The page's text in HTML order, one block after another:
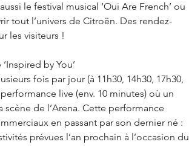
le festival musical ‘Oui Are French’ ou
tout l’univers de Citroën. Des rendez-
les visiteurs !
by You’
fois par jour (à 11h30, 14h30, 17h30,
live (env. 10 minutes) où un
de l’Arena. Cette performance
en passant par son dernier né :
prévues l’an prochain à l’occasion du